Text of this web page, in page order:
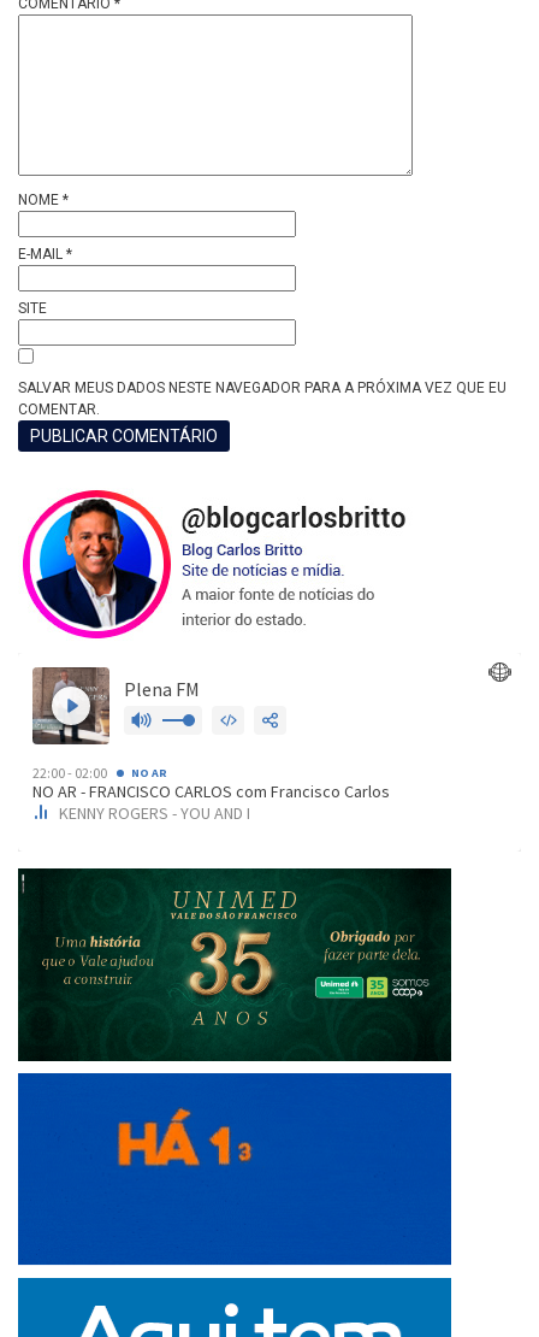
NOME *
E-MAIL *
SITE
SALVAR MEUS DADOS NESTE NAVEGADOR PARA A PRÓXIMA VEZ QUE EU
COMENTAR.